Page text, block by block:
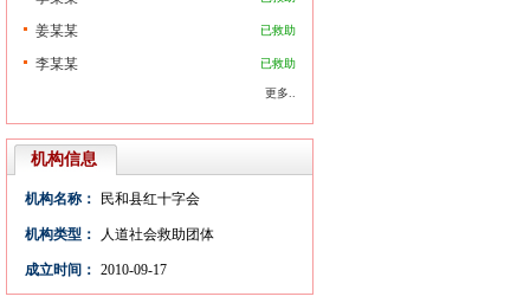
已救助
姜某某
已救助
李某某
更多..
机构信息
机构名称： 民和县红十字会
机构类型： 人道社会救助团体
成立时间： 2010-09-17